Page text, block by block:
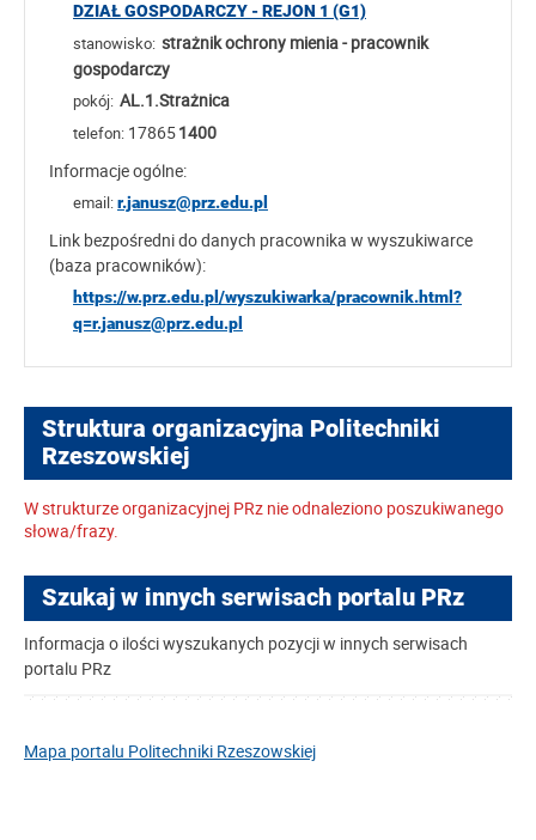
DZIAŁ GOSPODARCZY - REJON 1 (G1)
stanowisko: strażnik ochrony mienia - pracownik
gospodarczy
pokój: AL.1.Strażnica
telefon: 178651400
Informacje ogólne:
email:r.janusz@prz.edu.pl
Link bezpośredni do danych pracownika w wyszukiwarce
(baza pracowników):
https://w.prz.edu.pl/wyszukiwarka/pracownik.html?
q=r.janusz@prz.edu.pl
Struktura organizacyjna Politechniki
Rzeszowskiej
W strukturze organizacyjnej PRz nie odnaleziono poszukiwanego
słowa/frazy.
Szukaj w innych serwisach portalu PRz
Informacja o ilości wyszukanych pozycji w innych serwisach
portalu PRz
Mapa portalu Politechniki Rzeszowskiej